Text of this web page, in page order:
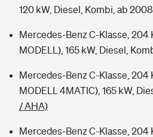
120 kW, Diesel, Kombi, ab 2008
Mercedes-Benz C-Klasse, 204
MODELL), 165 kW, Diesel,
Mercedes-Benz C-Klasse, 204
MODELL 4MATIC), 165 kW,
/ AHA)
Mercedes-Benz C-Klasse, 204